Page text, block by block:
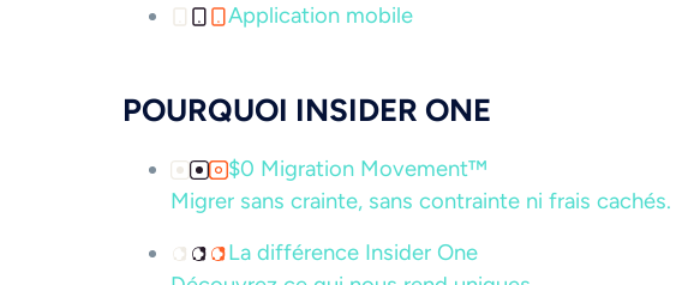
Application mobile
POURQUOI INSIDER ONE
$0 Migration Movement™
Migrer sans crainte, sans contrainte ni frais cachés.
La différence Insider One